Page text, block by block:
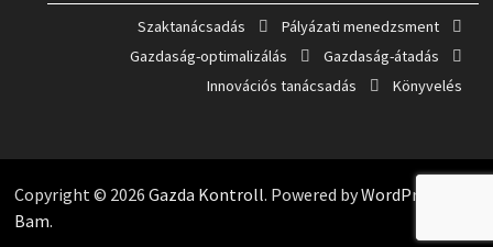
Szaktanácsadás
Pályázati menedzsment
Gazdaság-optimalizálás
Gazdaság-átadás
Innovációs tanácsadás
Könyvelés
Copyright © 2026 Gazda Kontroll. Powered byWordPress
Bam.